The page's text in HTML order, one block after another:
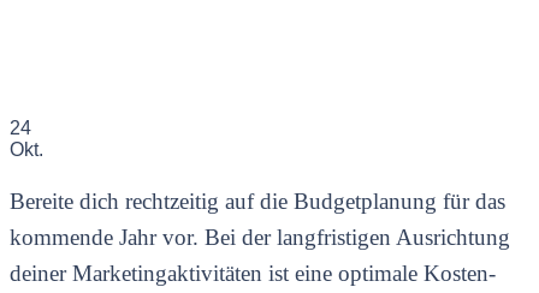
24
Okt.
Bereite dich rechtzeitig auf die Budgetplanung für das
kommende Jahr vor. Bei der langfristigen Ausrichtung
deiner Marketingaktivitäten ist eine optimale Kosten-